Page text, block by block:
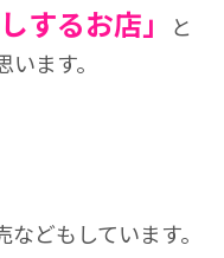
するお店」
と
ます。
どもしています。